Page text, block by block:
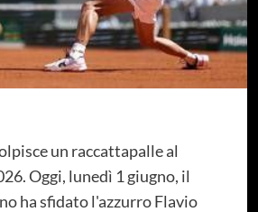
un raccattapalle al
Oggi, lunedì 1 giugno, il
ha sfidato l'azzurro Flavio